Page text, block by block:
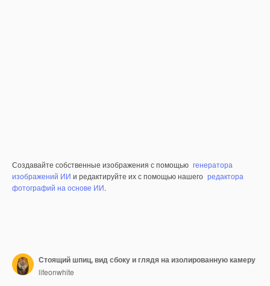
Создавайте собственные изображения с помощью генератора
изображений ИИ и редактируйте их с помощью нашего редактора
фотографий на основе ИИ.
Стоящий шпиц, вид сбоку и глядя на изолированную камеру
lifeonwhite